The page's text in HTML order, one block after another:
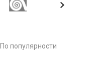
По популярности